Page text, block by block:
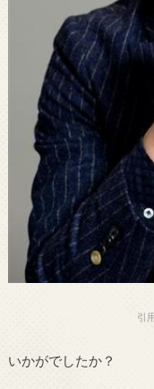
引
いかがでしたか？